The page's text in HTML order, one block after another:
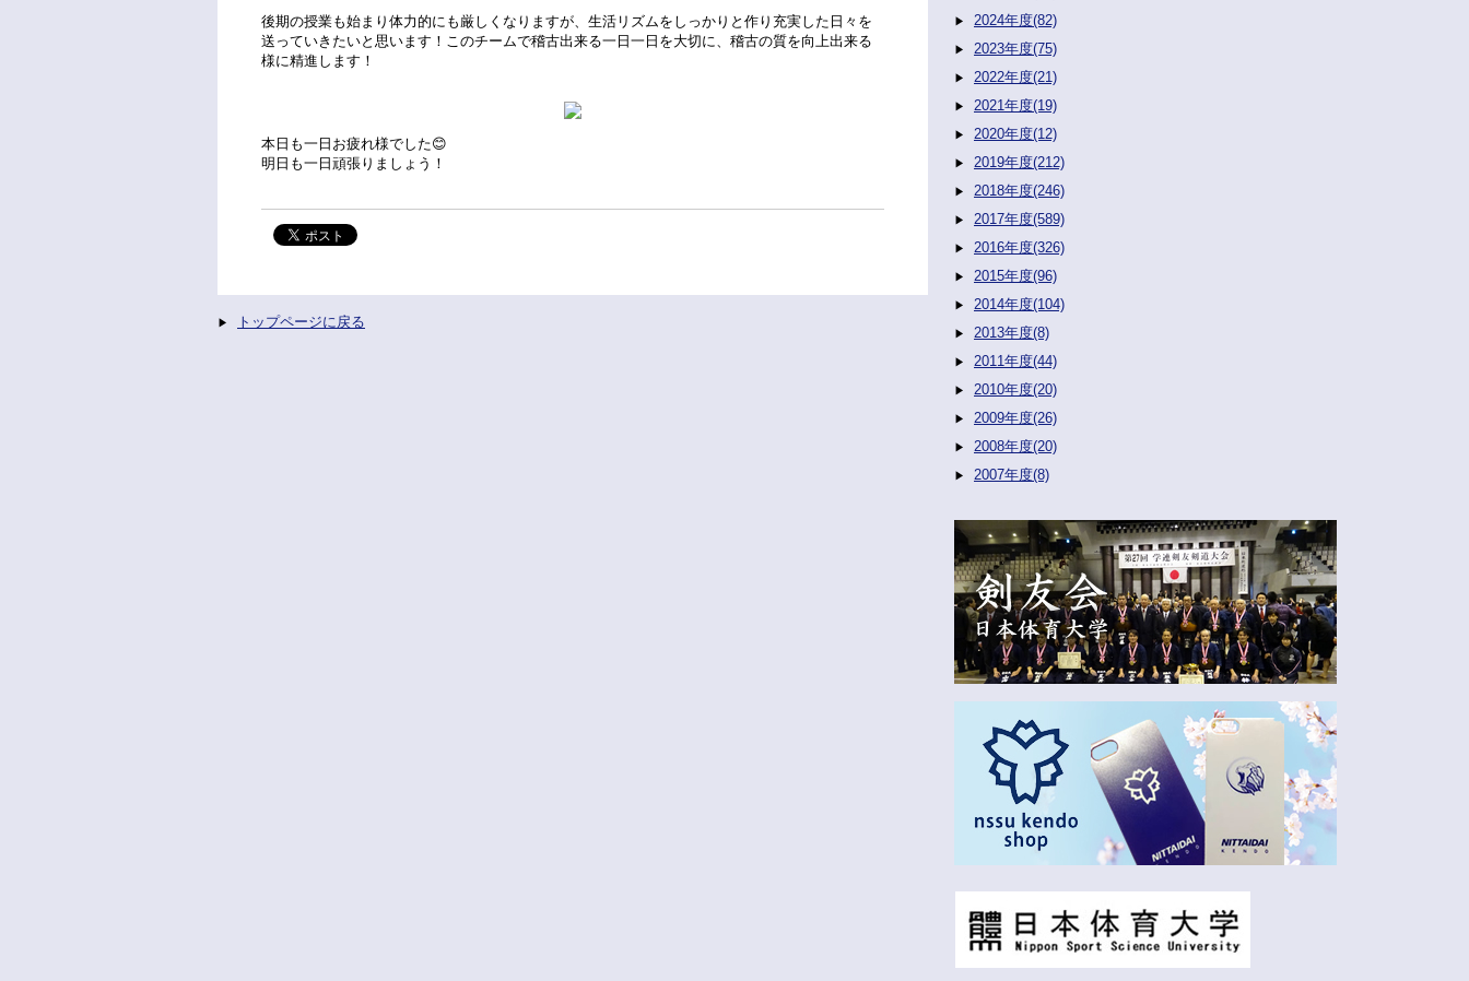
後期の授業も始まり体力的にも厳しくなりますが、生活リズムをしっかりと作り充実した日々を
送っていきたいと思います！このチームで稽古出来る一日一日を大切に、稽古の質を向上出来る
様に精進します！
本日も一日お疲れ様でした😊
明日も一日頑張りましょう！
トップページに戻る
2024年度(82)
2023年度(75)
2022年度(21)
2021年度(19)
2020年度(12)
2019年度(212)
2018年度(246)
2017年度(589)
2016年度(326)
2015年度(96)
2014年度(104)
2013年度(8)
2011年度(44)
2010年度(20)
2009年度(26)
2008年度(20)
2007年度(8)